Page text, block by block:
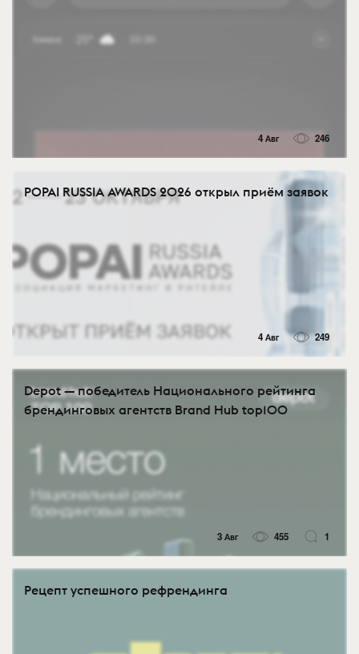
4 Авг 246
POPAI RUSSIA AWARDS 2026 открыл приём заявок
4 Авг 249
Depot — победитель Национального рейтинга
брендинговых агентств Brand Hub top100
3 Авг 455 1
Рецепт успешного рефрендинга